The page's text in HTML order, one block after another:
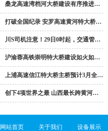
桑龙高速湾档河大桥建设有序推进…
打破全国纪录 安罗高速黄河特大桥…
川S司机注意！29日0时起，交通管…
沪渝蓉高铁崇明特大桥建设如火如…
上浦高速信江特大桥主桥预计3月全…
创下4项世界之最 山西最长跨黄河…
网站首页 关于我们 设备展示